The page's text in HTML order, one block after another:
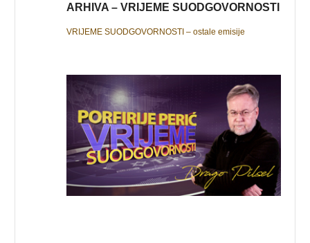
ARHIVA – VRIJEME SUODGOVORNOSTI
VRIJEME SUODGOVORNOSTI – ostale emisije